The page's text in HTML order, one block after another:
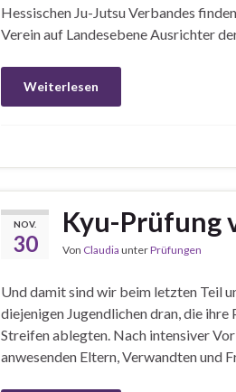
Hessischen Ju-Jutsu Verbandes
Verein auf Landesebene Ausrichter
Weiterlesen
NOV.
30
Kyu-Prüfung
Von Claudia unterPrüfungen
Und damit sind wir beim letzten Teil
diejenigen Jugendlichen dran, die
Streifen ablegten. Nach intensiver
anwesenden Eltern, Verwandten und